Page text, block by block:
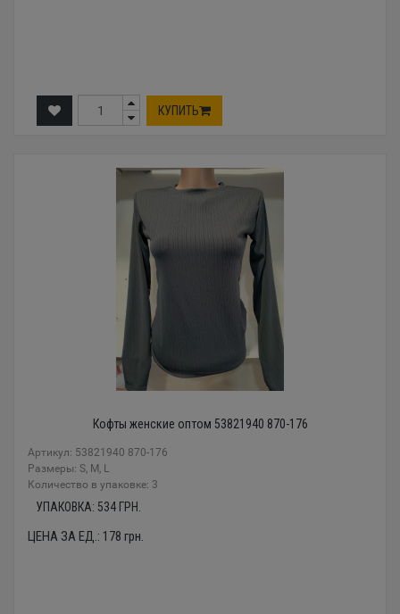
КУПИТЬ
Кофты женские оптом 53821940 870-176
Артикул: 53821940 870-176
Размеры: S, M, L
Количество в упаковке: 3
УПАКОВКА: 534 ГРН.
ЦЕНА ЗА ЕД.: 178 грн.